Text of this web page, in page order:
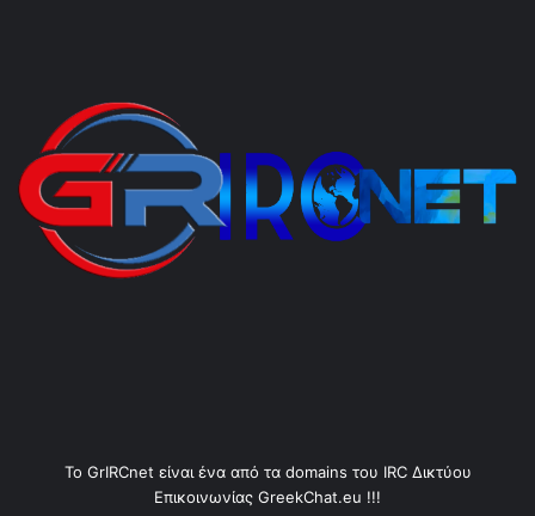
Το GrIRCnet είναι ένα από τα domains του IRC Δικτύου
Επικοινωνίας GreekChat.eu !!!